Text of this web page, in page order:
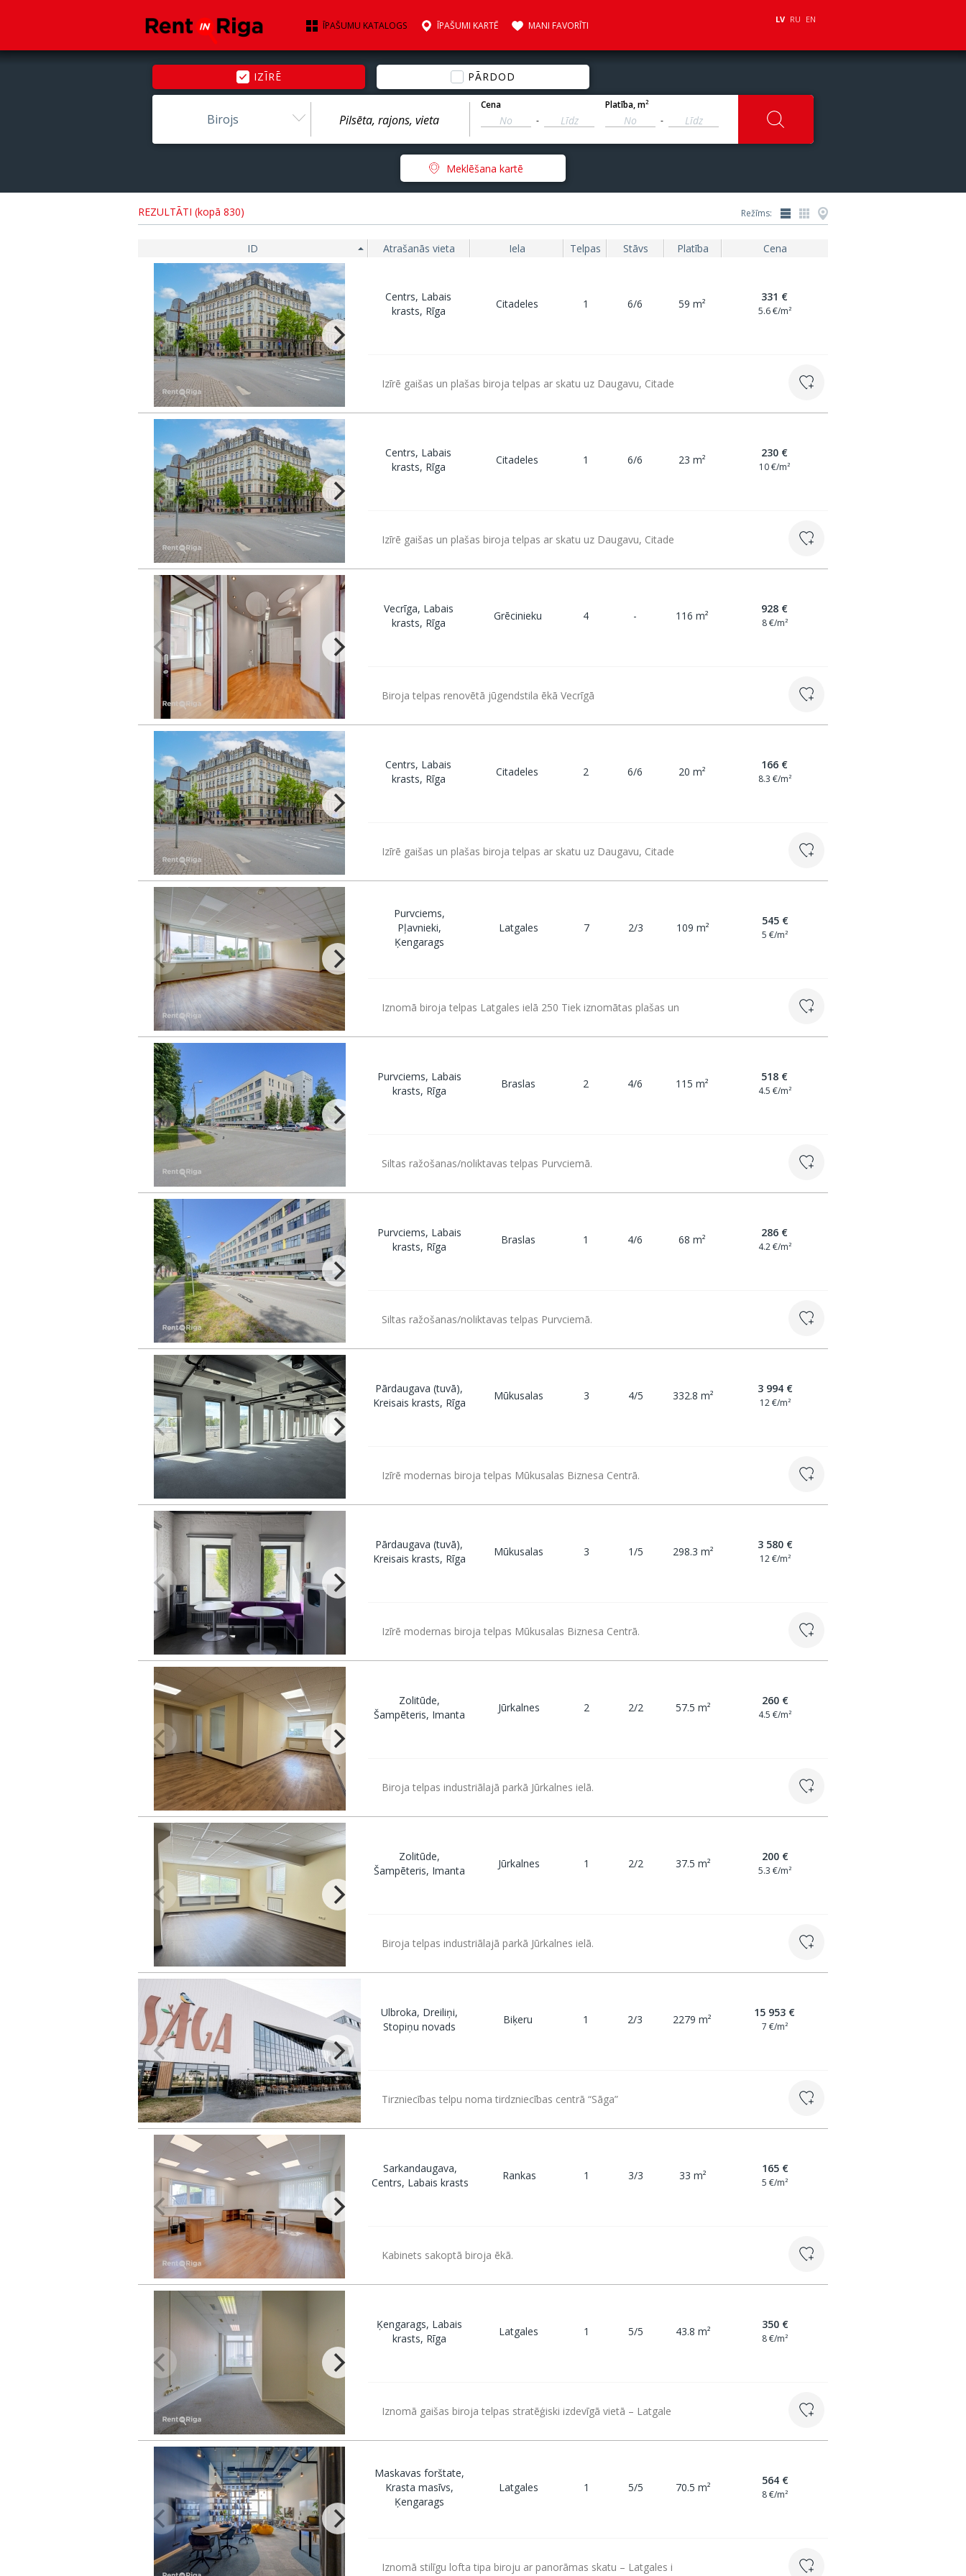
ĪPAŠUMU KATALOGS ĪPAŠUMI KARTĒ MANI FAVORĪTI
LV RU EN
IZĪRĒ PĀRDOD
Birojs
Cena
-
Platība, m2
-
Meklēšana kartē
REZULTĀTI (kopā 830) Režīms:
ID Atrašanās vieta Iela Telpas Stāvs Platība Cena
Centrs, Labais
krasts, Rīga
Citadeles 1 6/6 59 m²
331 €
5.6 €/m²
Izīrē gaišas un plašas biroja telpas ar skatu uz Daugavu, Citade
Centrs, Labais
krasts, Rīga
Citadeles 1 6/6 23 m²
230 €
10 €/m²
Izīrē gaišas un plašas biroja telpas ar skatu uz Daugavu, Citade
Vecrīga, Labais
krasts, Rīga
Grēcinieku 4 - 116 m²
928 €
8 €/m²
Biroja telpas renovētā jūgendstila ēkā Vecrīgā
Centrs, Labais
krasts, Rīga
Citadeles 2 6/6 20 m²
166 €
8.3 €/m²
Izīrē gaišas un plašas biroja telpas ar skatu uz Daugavu, Citade
Purvciems,
Pļavnieki,
Ķengarags
Latgales 7 2/3 109 m²
545 €
5 €/m²
Iznomā biroja telpas Latgales ielā 250 Tiek iznomātas plašas un
Purvciems, Labais
krasts, Rīga
Braslas 2 4/6 115 m²
518 €
4.5 €/m²
Siltas ražošanas/noliktavas telpas Purvciemā.
Purvciems, Labais
krasts, Rīga
Braslas 1 4/6 68 m²
286 €
4.2 €/m²
Siltas ražošanas/noliktavas telpas Purvciemā.
Pārdaugava (tuvā),
Kreisais krasts, Rīga
Mūkusalas 3 4/5 332.8 m²
3 994 €
12 €/m²
Izīrē modernas biroja telpas Mūkusalas Biznesa Centrā.
Pārdaugava (tuvā),
Kreisais krasts, Rīga
Mūkusalas 3 1/5 298.3 m²
3 580 €
12 €/m²
Izīrē modernas biroja telpas Mūkusalas Biznesa Centrā.
Zolitūde,
Šampēteris, Imanta
Jūrkalnes 2 2/2 57.5 m²
260 €
4.5 €/m²
Biroja telpas industriālajā parkā Jūrkalnes ielā.
Zolitūde,
Šampēteris, Imanta
Jūrkalnes 1 2/2 37.5 m²
200 €
5.3 €/m²
Biroja telpas industriālajā parkā Jūrkalnes ielā.
Ulbroka, Dreiliņi,
Stopiņu novads
Biķeru 1 2/3 2279 m²
15 953 €
7 €/m²
Tirzniecības telpu noma tirdzniecības centrā “Sāga”
Sarkandaugava,
Centrs, Labais krasts
Rankas 1 3/3 33 m²
165 €
5 €/m²
Kabinets sakoptā biroja ēkā.
Ķengarags, Labais
krasts, Rīga
Latgales 1 5/5 43.8 m²
350 €
8 €/m²
Iznomā gaišas biroja telpas stratēģiski izdevīgā vietā – Latgale
Maskavas forštate,
Krasta masīvs,
Ķengarags
Latgales 1 5/5 70.5 m²
564 €
8 €/m²
Iznomā stilīgu lofta tipa biroju ar panorāmas skatu – Latgales i